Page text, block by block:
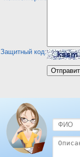
Защитный код:
Посмотреть отель